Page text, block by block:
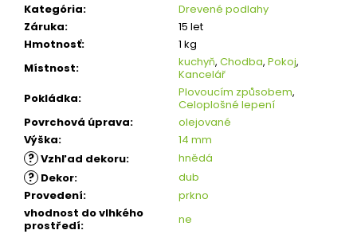
Kategória:
Drevené podlahy
Záruka:
15 let
Hmotnosť:
1 kg
Místnost: kuchyň, Chodba, Pokoj,
Kancelář
Pokládka: Plovoucím způsobem,
Celoplošné lepení
Povrchová úprava:
olejované
Výška: 14 mm
? Vzhľad dekoru: hnědá
? Dekor:
dub
Provedení:
prkno
vhodnost do vlhkého
prostředí:
ne